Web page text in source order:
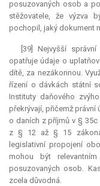
posuzovaných osob a
stěžovatele, že výzva
pochopil, jaký dokument
[39] Nejvyšší
opatřuje údaje o
dítě, za nezákonnou.
řízení o dávkách státní
Instituty daňového
překrývají, přičemž právní
o daních z příjmů v §
z § 12 až § 15
legislativní propojení
mohou být
posuzovaných osob.
zcela důvodná.